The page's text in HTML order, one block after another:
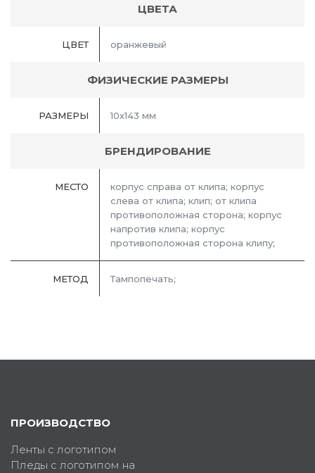
ЦВЕТА
ЦВЕТ оранжевый
ФИЗИЧЕСКИЕ РАЗМЕРЫ
РАЗМЕРЫ 10х143 мм
БРЕНДИРОВАНИЕ
МЕСТО
корпус справа от клипа; корпус
слева от клипа; клип; от клипа
противоположная сторона; корпус
напротив клипа; корпус
противоположная сторона клипу;
МЕТОД Тампопечать;
ПРОИЗВОДСТВО
Ленты с логотипом
Пледы с логотипом на